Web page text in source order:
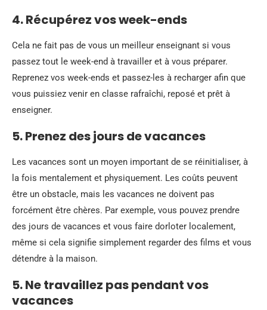
4. Récupérez vos week-ends
Cela ne fait pas de vous un meilleur enseignant si vous
passez tout le week-end à travailler et à vous préparer.
Reprenez vos week-ends et passez-les à recharger afin que
vous puissiez venir en classe rafraîchi, reposé et prêt à
enseigner.
5. Prenez des jours de vacances
Les vacances sont un moyen important de se réinitialiser, à
la fois mentalement et physiquement. Les coûts peuvent
être un obstacle, mais les vacances ne doivent pas
forcément être chères. Par exemple, vous pouvez prendre
des jours de vacances et vous faire dorloter localement,
même si cela signifie simplement regarder des films et vous
détendre à la maison.
5. Ne travaillez pas pendant vos
vacances